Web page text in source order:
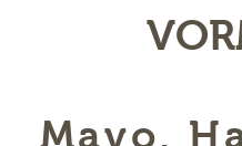
Mavo,